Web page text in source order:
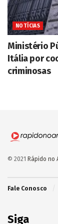
NOTÍCIAS
Ministério
Itália por
criminosas
© 2021 Rápido no
Fale Conosco
Siga